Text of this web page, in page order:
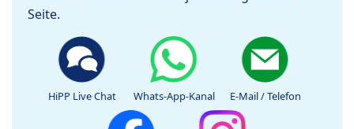
Seite.
HiPP Live Chat Whats-App-Kanal E-Mail / Telefon